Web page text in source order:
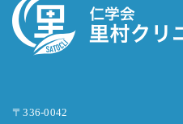
〒336-0042